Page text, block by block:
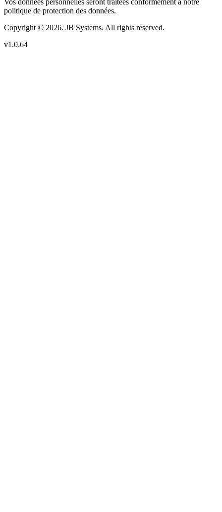
Vos données personnelles seront traitées conformément à notre
politique de protection des données.
Copyright © 2026. JB Systems. All rights reserved.
v1.0.64